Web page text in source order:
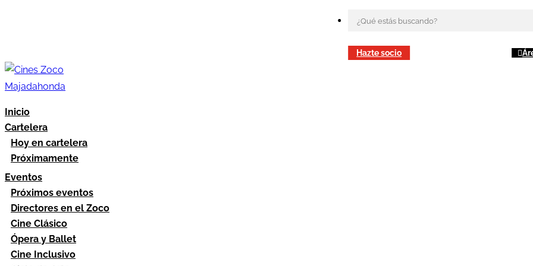
Hazte socio
Inicio
Cartelera
Hoy en cartelera
Próximamente
Eventos
Próximos eventos
Directores en el Zoco
Cine Clásico
Ópera y Ballet
Cine Inclusivo